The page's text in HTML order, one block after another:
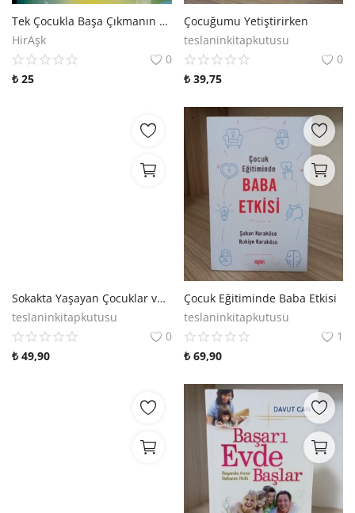
Tek Çocukla Başa Çıkmanın Yolları - Tek Çocuk Sendromu
HirAşk
0
₺ 25
Çocuğumu Yetiştirirken
teslaninkitapkutusu
0
₺39,75
Sokakta Yaşayan Çocuklar ve Aileleri
teslaninkitapkutusu
0
₺ 49,90
Çocuk Eğitiminde Baba Etkisi
teslaninkitapkutusu
1
₺69,90